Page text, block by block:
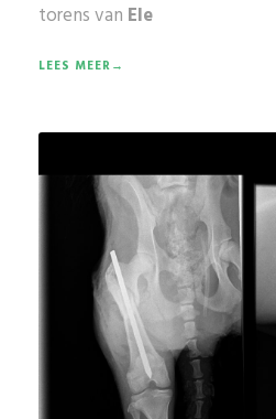
torens van Ele
LEES MEER→